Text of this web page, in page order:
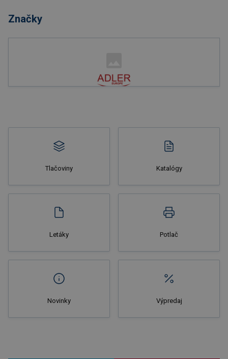
Značky
Tlačoviny Katalógy
Letáky Potlač
Novinky Výpredaj